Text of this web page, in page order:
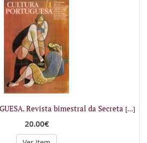
Revista bimestral da Secreta [...]
20.00€